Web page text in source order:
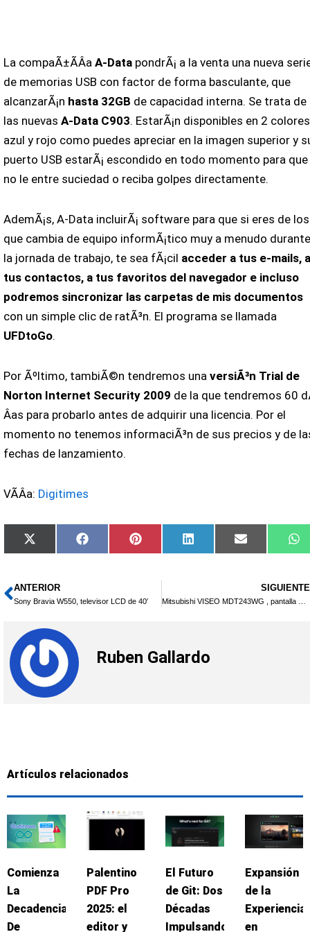
La compaÃ±Ã­Â­a A-DatapondrÃ¡ a la venta una nueva
de memorias USB con factor de forma basculante, que
alcanzarÃ¡n hasta 32GB de capacidad interna. Se trata de
las nuevas A-Data C903. EstarÃ¡n disponibles en 2
azul y rojo como puedes apreciar en la imagen superior y
puerto USB estarÃ¡ escondido en todo momento para que
no le entre suciedad o reciba golpes directamente.
AdemÃ¡s, A-Data incluirÃ¡ software para que si eres de los
que cambia de equipo informÃ¡tico muy a menudo durante
la jornada de trabajo, te sea fÃ¡cil acceder a tus e-mails, a
tus contactos, a tus favoritos del navegador e incluso
podremos sincronizar las carpetas de mis documentos
con un simple clic de ratÃ³n. El programa se llamada
UFDtoGo.
Por Ãºltimo, tambiÃ©n tendremos una versiÃ³n Trial de
Norton Internet Security 2009 de la que tendremos 60
Â­as para probarlo antes de adquirir una licencia. Por el
momento no tenemos informaciÃ³n de sus precios y de
fechas de lanzamiento.
VÃ­Â­a: Digitimes
Compartir
en
X
(Twitter)
Compartir
en
FacebookCompartir
en
Pinterest Compartir
en
LinkedIn
Compartir
en
Email
en
Ant
ANTERIOR
Sony Bravia W550, televisor LCD de 40′
SIGUIENTE
Mitsubishi VISEO MDT243WG , pantalla Full HD
Ruben Gallardo
Artículos relacionados
Comienza
La
Decadencia
De
Palentino
PDF Pro
2025: el
editor y
El Futuro
de Git: Dos
Décadas
Impulsando
Expansión
de la
Experiencia
en